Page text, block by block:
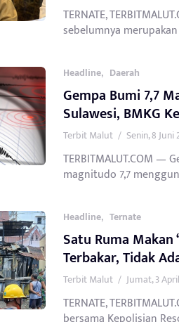
TERNATE,
sebelumnya
Headline, Daerah
Gempa Bumi 7,7
Sulawesi, BMKG
Terbit Malut / Senin, 8 Juni
TERBITMALUT.COM —
magnitudo 7,7
Headline, Ternate
Satu Ruma Makan
Terbakar, Tidak
Terbit Malut / Jumat, 3
TERNATE,